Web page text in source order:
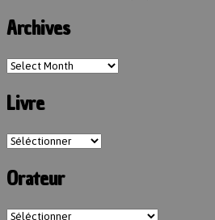
Archives
Livre
Orateur